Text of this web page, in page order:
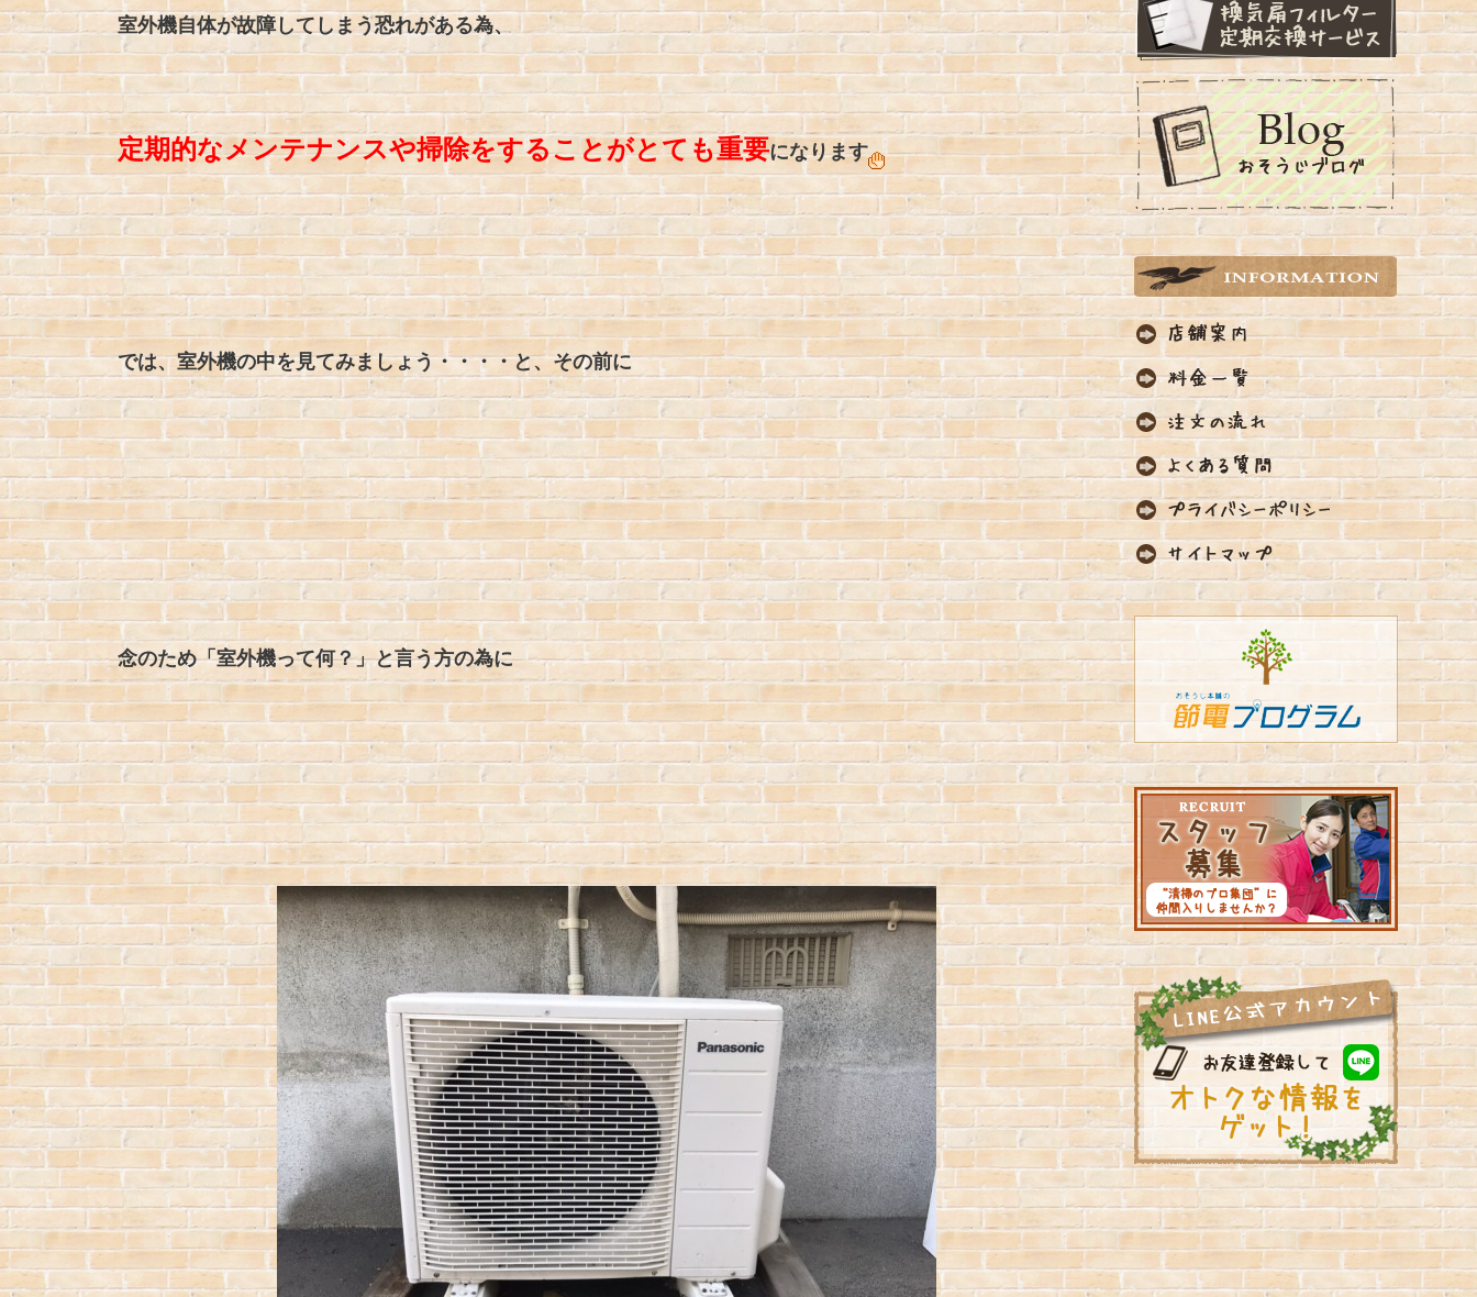
室外機自体が故障してしまう恐れがある為、
定期的なメンテナンスや掃除をすることがとても重要になります
では、室外機の中を見てみましょう・・・・と、その前に
念のため「室外機って何？」と言う方の為に